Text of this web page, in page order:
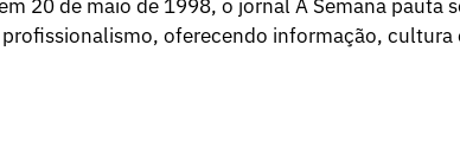
20 de maio de 1998, o jornal A Semana
oferecendo informação,